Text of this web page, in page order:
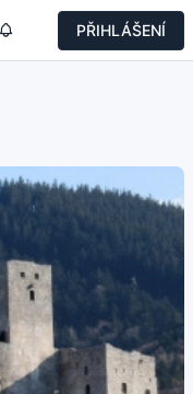
PŘIHLÁŠENÍ